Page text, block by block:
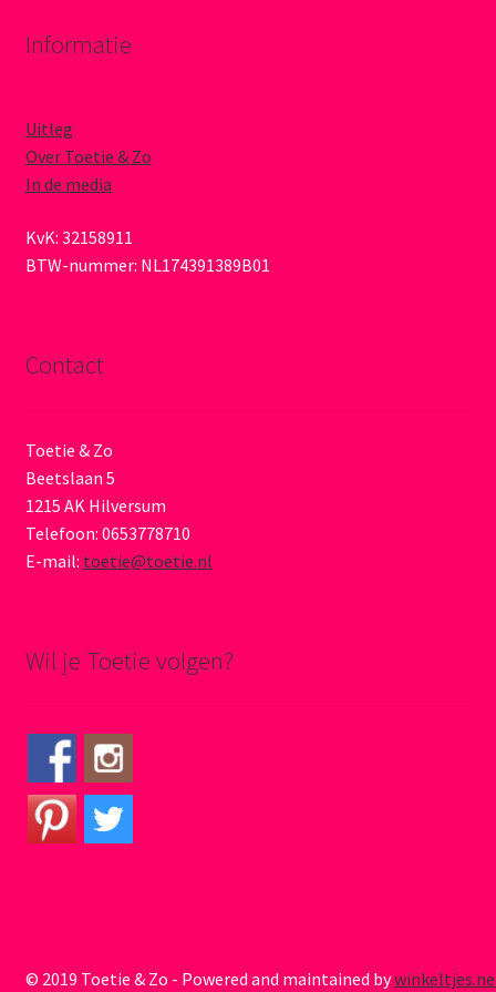
Informatie
Uitleg
Over Toetie & Zo
In de media
KvK: 32158911
BTW-nummer: NL174391389B01
Contact
Toetie & Zo
Beetslaan 5
1215 AK Hilversum
Telefoon: 0653778710
E-mail: toetie@toetie.nl
Wil je Toetie volgen?
© 2019 Toetie & Zo - Powered and maintained by